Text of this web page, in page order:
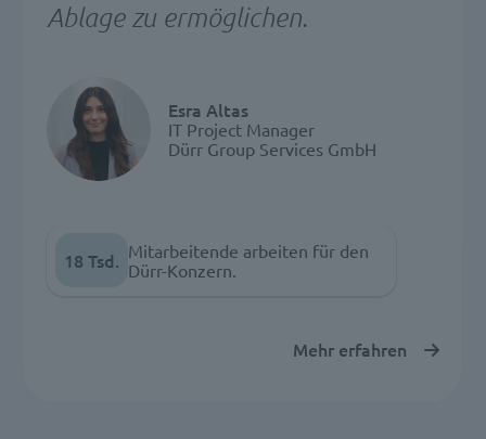
Ablage zu ermöglichen.
Esra Altas
IT Project Manager
Dürr Group Services GmbH
18 Tsd. Mitarbeitende arbeiten für den
Dürr-Konzern.
Mehr erfahren